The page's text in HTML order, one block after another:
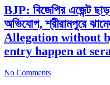
BJP: বিজেপির এজেন্ট
অভিযোগ, শ্রীরামপুরে
Allegation without
entry happen at
No Comments